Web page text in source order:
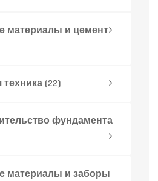
материалы и цемент
(22)
фундамента
материалы и заборы